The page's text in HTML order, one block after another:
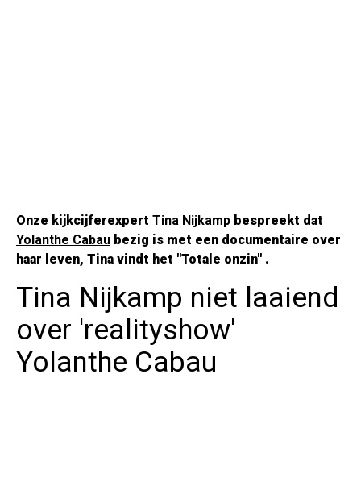
Onze kijkcijferexpert Tina Nijkamp bespreekt dat
Yolanthe Cabau bezig is met een documentaire over
haar leven, Tina vindt het ''Totale onzin'' .
Tina Nijkamp niet laaiend
over 'realityshow'
Yolanthe Cabau